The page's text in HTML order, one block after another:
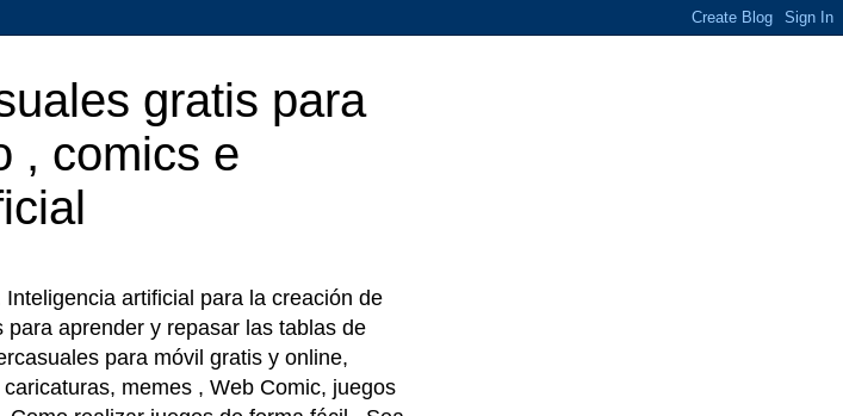
gratis para
, comics e
artificial para la creación de
aprender y repasar las tablas de
para móvil gratis y online,
memes , Web Comic, juegos